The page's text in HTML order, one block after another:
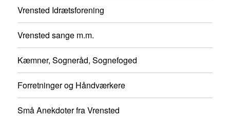
Vrensted Idrætsforening
Vrensted sange m.m.
Kæmner, Sogneråd, Sognefoged
Forretninger og Håndværkere
Små Anekdoter fra Vrensted